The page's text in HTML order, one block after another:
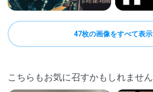
47枚の画像をすべて表示
こちらもお気に召すかもしれません